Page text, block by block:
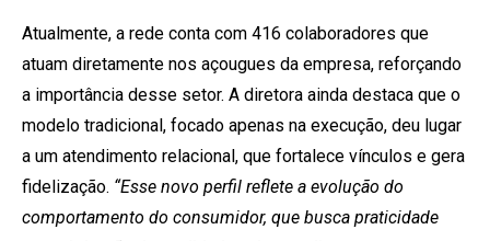
Atualmente, a rede conta com 416 colaboradores que
atuam diretamente nos açougues da empresa, reforçando
a importância desse setor. A diretora ainda destaca que o
modelo tradicional, focado apenas na execução, deu lugar
a um atendimento relacional, que fortalece vínculos e gera
fidelização. “Esse novo perfil reflete a evolução do
comportamento do consumidor, que busca praticidade